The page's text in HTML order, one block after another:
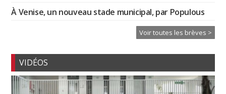
À Venise, un nouveau stade municipal, par Populous
Voir toutes les brèves >
VIDÉOS